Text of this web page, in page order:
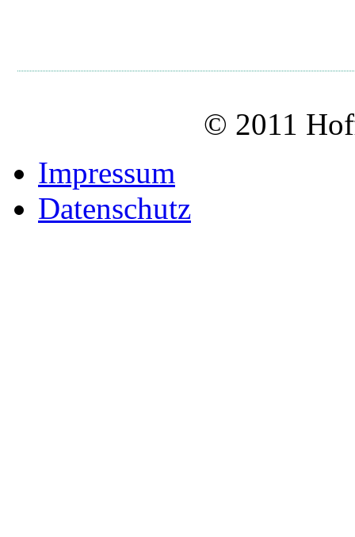
© 2011
Impressum
Datenschutz